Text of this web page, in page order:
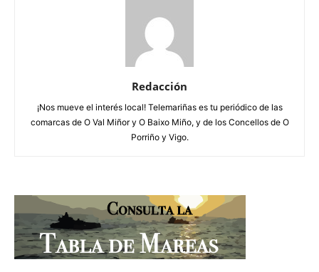
Redacción
¡Nos mueve el interés local! Telemariñas es tu periódico de las
comarcas de O Val Miñor y O Baixo Miño, y de los Concellos de O
Porriño y Vigo.